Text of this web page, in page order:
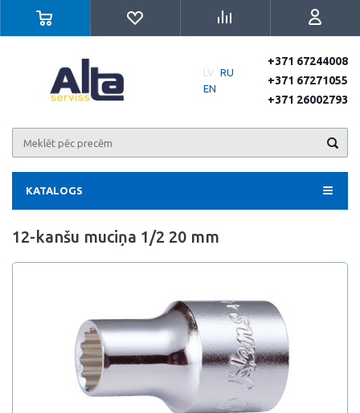
LV RU
EN
+371 67244008
+371 67271055
+371 26002793
KATALOGS
12-kanšu muciņa 1/2 20 mm